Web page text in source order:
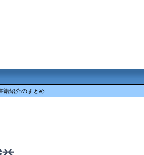
籍紹介のまとめ